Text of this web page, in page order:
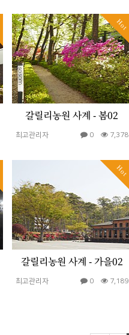
Hot
갈릴리농원 사계 - 봄02
최고관리자 0 7,378
Hot
갈릴리농원 사계 - 가을02
최고관리자 0 7,189